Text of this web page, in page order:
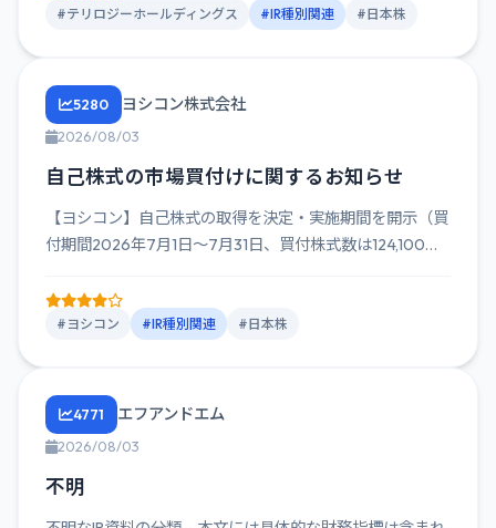
#テリロジーホールディングス #IR種別関連 #日本株
5280 ヨシコン株式会社
2026/08/03
自己株式の市場買付けに関するお知らせ
【ヨシコン】自己株式の取得を決定・実施期間を開示（買
付期間2026年7月1日〜7月31日、買付株式数は124,100
#ヨシコン #IR種別関連 #日本株
4771 エフアンドエム
2026/08/03
不明